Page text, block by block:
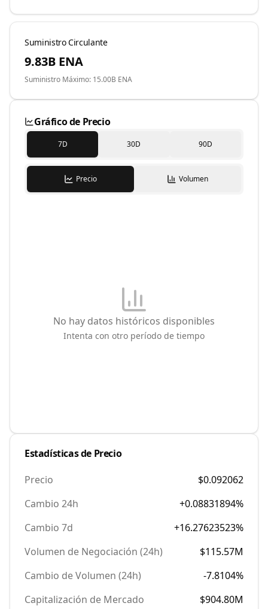
Suministro Circulante
9.83B ENA
Suministro Máximo: 15.00B ENA
Gráfico de Precio
7D 30D 90D
Precio Volumen
No hay datos históricos disponibles
Intenta con otro período de tiempo
Estadísticas de Precio
Precio
$0.092062
Cambio 24h
+0.08831894%
Cambio 7d
+16.27623523%
Volumen de Negociación (24h)
$115.57M
Cambio de Volumen (24h)
-7.8104%
Capitalización de Mercado
$904.80M